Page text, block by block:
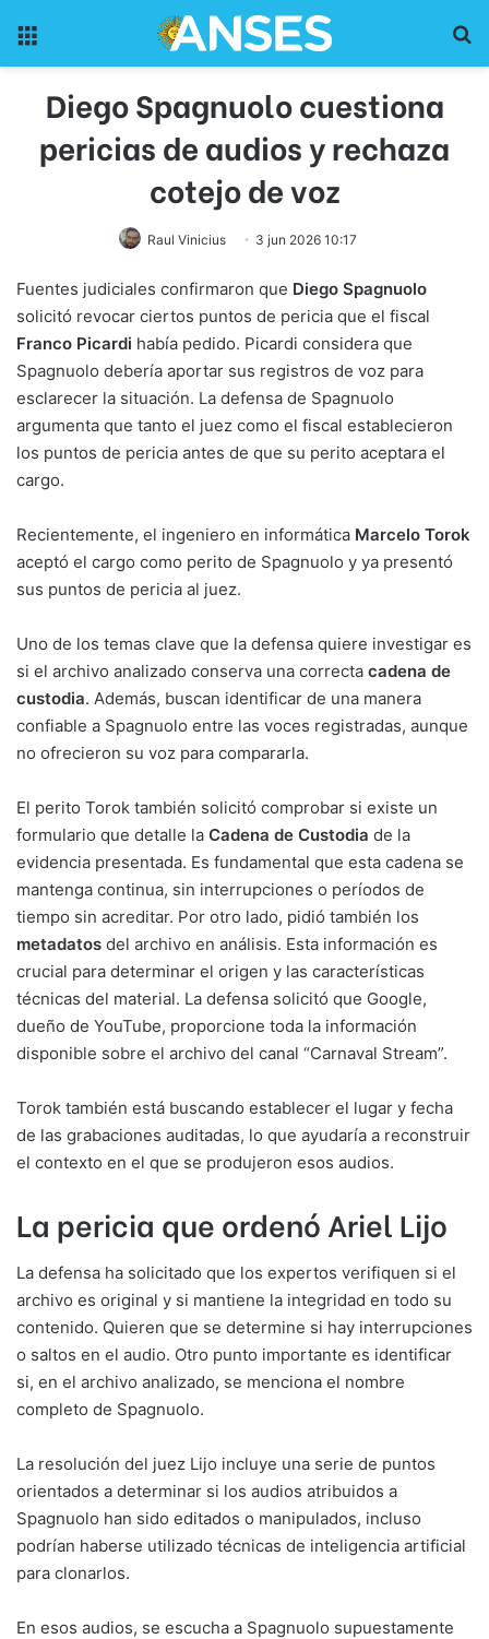
Diego Spagnuolo cuestiona
pericias de audios y rechaza
cotejo de voz
Raul Vinicius 3 jun 2026 10:17
Fuentes judiciales confirmaron que Diego Spagnuolo
solicitó revocar ciertos puntos de pericia que el fiscal
Franco Picardi había pedido. Picardi considera que
Spagnuolo debería aportar sus registros de voz para
esclarecer la situación. La defensa de Spagnuolo
argumenta que tanto el juez como el fiscal establecieron
los puntos de pericia antes de que su perito aceptara el
cargo.
Recientemente, el ingeniero en informática Marcelo Torok
aceptó el cargo como perito de Spagnuolo y ya presentó
sus puntos de pericia al juez.
Uno de los temas clave que la defensa quiere investigar es
si el archivo analizado conserva una correcta cadena de
custodia. Además, buscan identificar de una manera
confiable a Spagnuolo entre las voces registradas, aunque
no ofrecieron su voz para compararla.
El perito Torok también solicitó comprobar si existe un
formulario que detalle la Cadena de Custodia de la
evidencia presentada. Es fundamental que esta cadena se
mantenga continua, sin interrupciones o períodos de
tiempo sin acreditar. Por otro lado, pidió también los
metadatos del archivo en análisis. Esta información es
crucial para determinar el origen y las características
técnicas del material. La defensa solicitó que Google,
dueño de YouTube, proporcione toda la información
disponible sobre el archivo del canal “Carnaval Stream”.
Torok también está buscando establecer el lugar y fecha
de las grabaciones auditadas, lo que ayudaría a reconstruir
el contexto en el que se produjeron esos audios.
La pericia que ordenó Ariel Lijo
La defensa ha solicitado que los expertos verifiquen si el
archivo es original y si mantiene la integridad en todo su
contenido. Quieren que se determine si hay interrupciones
o saltos en el audio. Otro punto importante es identificar
si, en el archivo analizado, se menciona el nombre
completo de Spagnuolo.
La resolución del juez Lijo incluye una serie de puntos
orientados a determinar si los audios atribuidos a
Spagnuolo han sido editados o manipulados, incluso
podrían haberse utilizado técnicas de inteligencia artificial
para clonarlos.
En esos audios, se escucha a Spagnuolo supuestamente